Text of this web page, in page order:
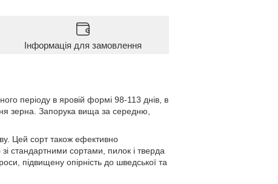
Інформація для замовлення
періоду в яровій формі 98-113 днів, в
зерна. Запорука вища за середню,
Цей сорт також ефективно
стандартними сортами, пилок і тверда
підвищену опірність до шведської та